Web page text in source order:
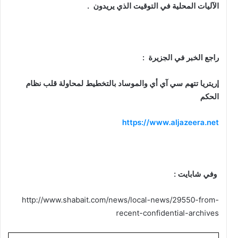
الآليات المحلية في التوقيت الذي يريدون .
راجع الخبر في الجزيرة :
إريتريا تتهم سي آي أي والموساد بالتخطيط لمحاولة قلب نظام
الحكم
https://www.aljazeera.net
وفي شابايت :
http://www.shabait.com/news/local-news/29550-from-
recent-confidential-archives